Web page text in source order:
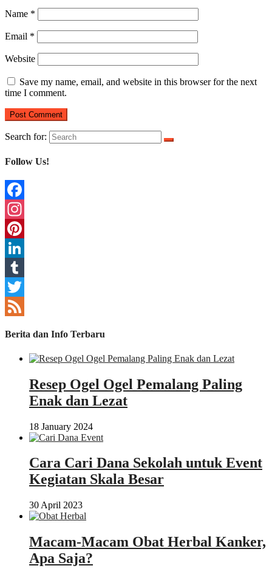
Name *
Email *
Website
Save my name, email, and website in this browser for the next
time I comment.
Search for:
Follow Us!
Facebook
Instagram
Pinterest
LinkedIn
Tumblr
Twitter
Berita dan Info Terbaru
Resep Ogel Ogel Pemalang Paling
Enak dan Lezat
18 January 2024
Cara Cari Dana Sekolah untuk Event
Kegiatan Skala Besar
30 April 2023
Macam-Macam Obat Herbal Kanker,
Apa Saja?